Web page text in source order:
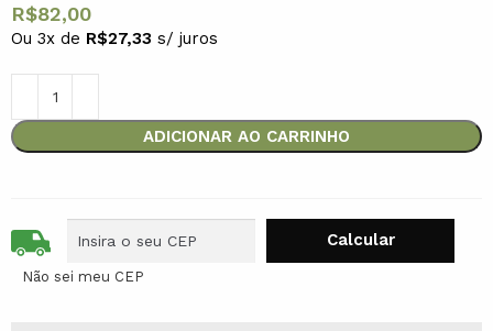
R$82,00
Ou 3x de R$27,33 s/ juros
ADICIONAR AO CARRINHO
Não sei meu CEP